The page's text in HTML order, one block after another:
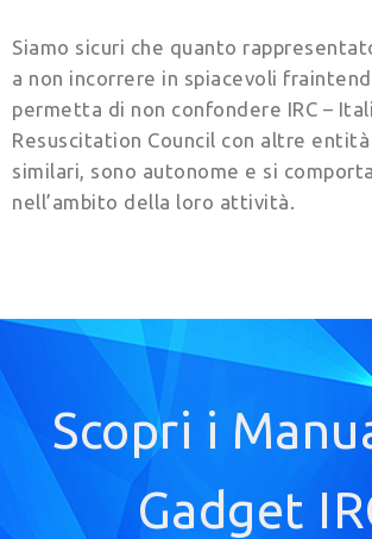
Siamo sicuri che quanto
a non incorrere in spiacevoli
permetta di non confondere IRC –
Resuscitation Council con altre entità
similari, sono autonome e si
nell’ambito della loro attività.
Scopri i
Gadget